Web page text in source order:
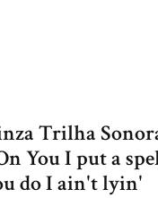
Trilha
You I put a
do I ain't lyin'